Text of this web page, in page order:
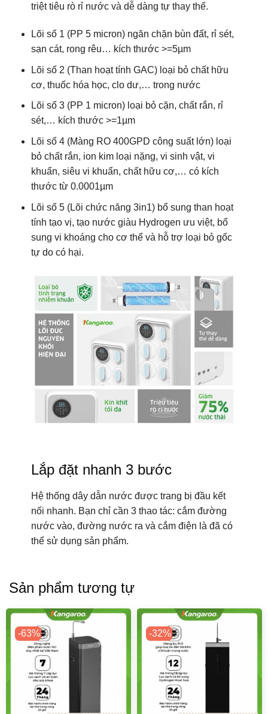
triệt tiêu rò rỉ nước và dễ dàng tự thay thế.
Lõi số 1 (PP 5 micron) ngăn chặn bùn đất, rỉ sét,
sạn cát, rong rêu… kích thước >=5µm
Lõi số 2 (Than hoạt tính GAC) loại bỏ chất hữu
cơ, thuốc hóa học, clo dư,… trong nước
Lõi số 3 (PP 1 micron) loại bỏ cặn, chất rắn, rỉ
sét,… kích thước >=1µm
Lõi số 4 (Màng RO 400GPD công suất lớn) loại
bỏ chất rắn, ion kim loại nặng, vi sinh vật, vi
khuẩn, siêu vi khuẩn, chất hữu cơ,… có kích
thước từ 0.0001µm
Lõi số 5 (Lõi chức năng 3in1) bổ sung than hoạt
tính tạo vị, tạo nước giàu Hydrogen ưu việt, bổ
sung vi khoáng cho cơ thể và hỗ trợ loại bỏ gốc
tự do có hại.
Lắp đặt nhanh 3 bước
Hệ thống dây dẫn nước được trang bị đầu kết
nối nhanh. Bạn chỉ cần 3 thao tác: cắm đường
nước vào, đường nước ra và cắm điện là đã có
thể sử dụng sản phẩm.
Sản phẩm tương tự
-63% -32%